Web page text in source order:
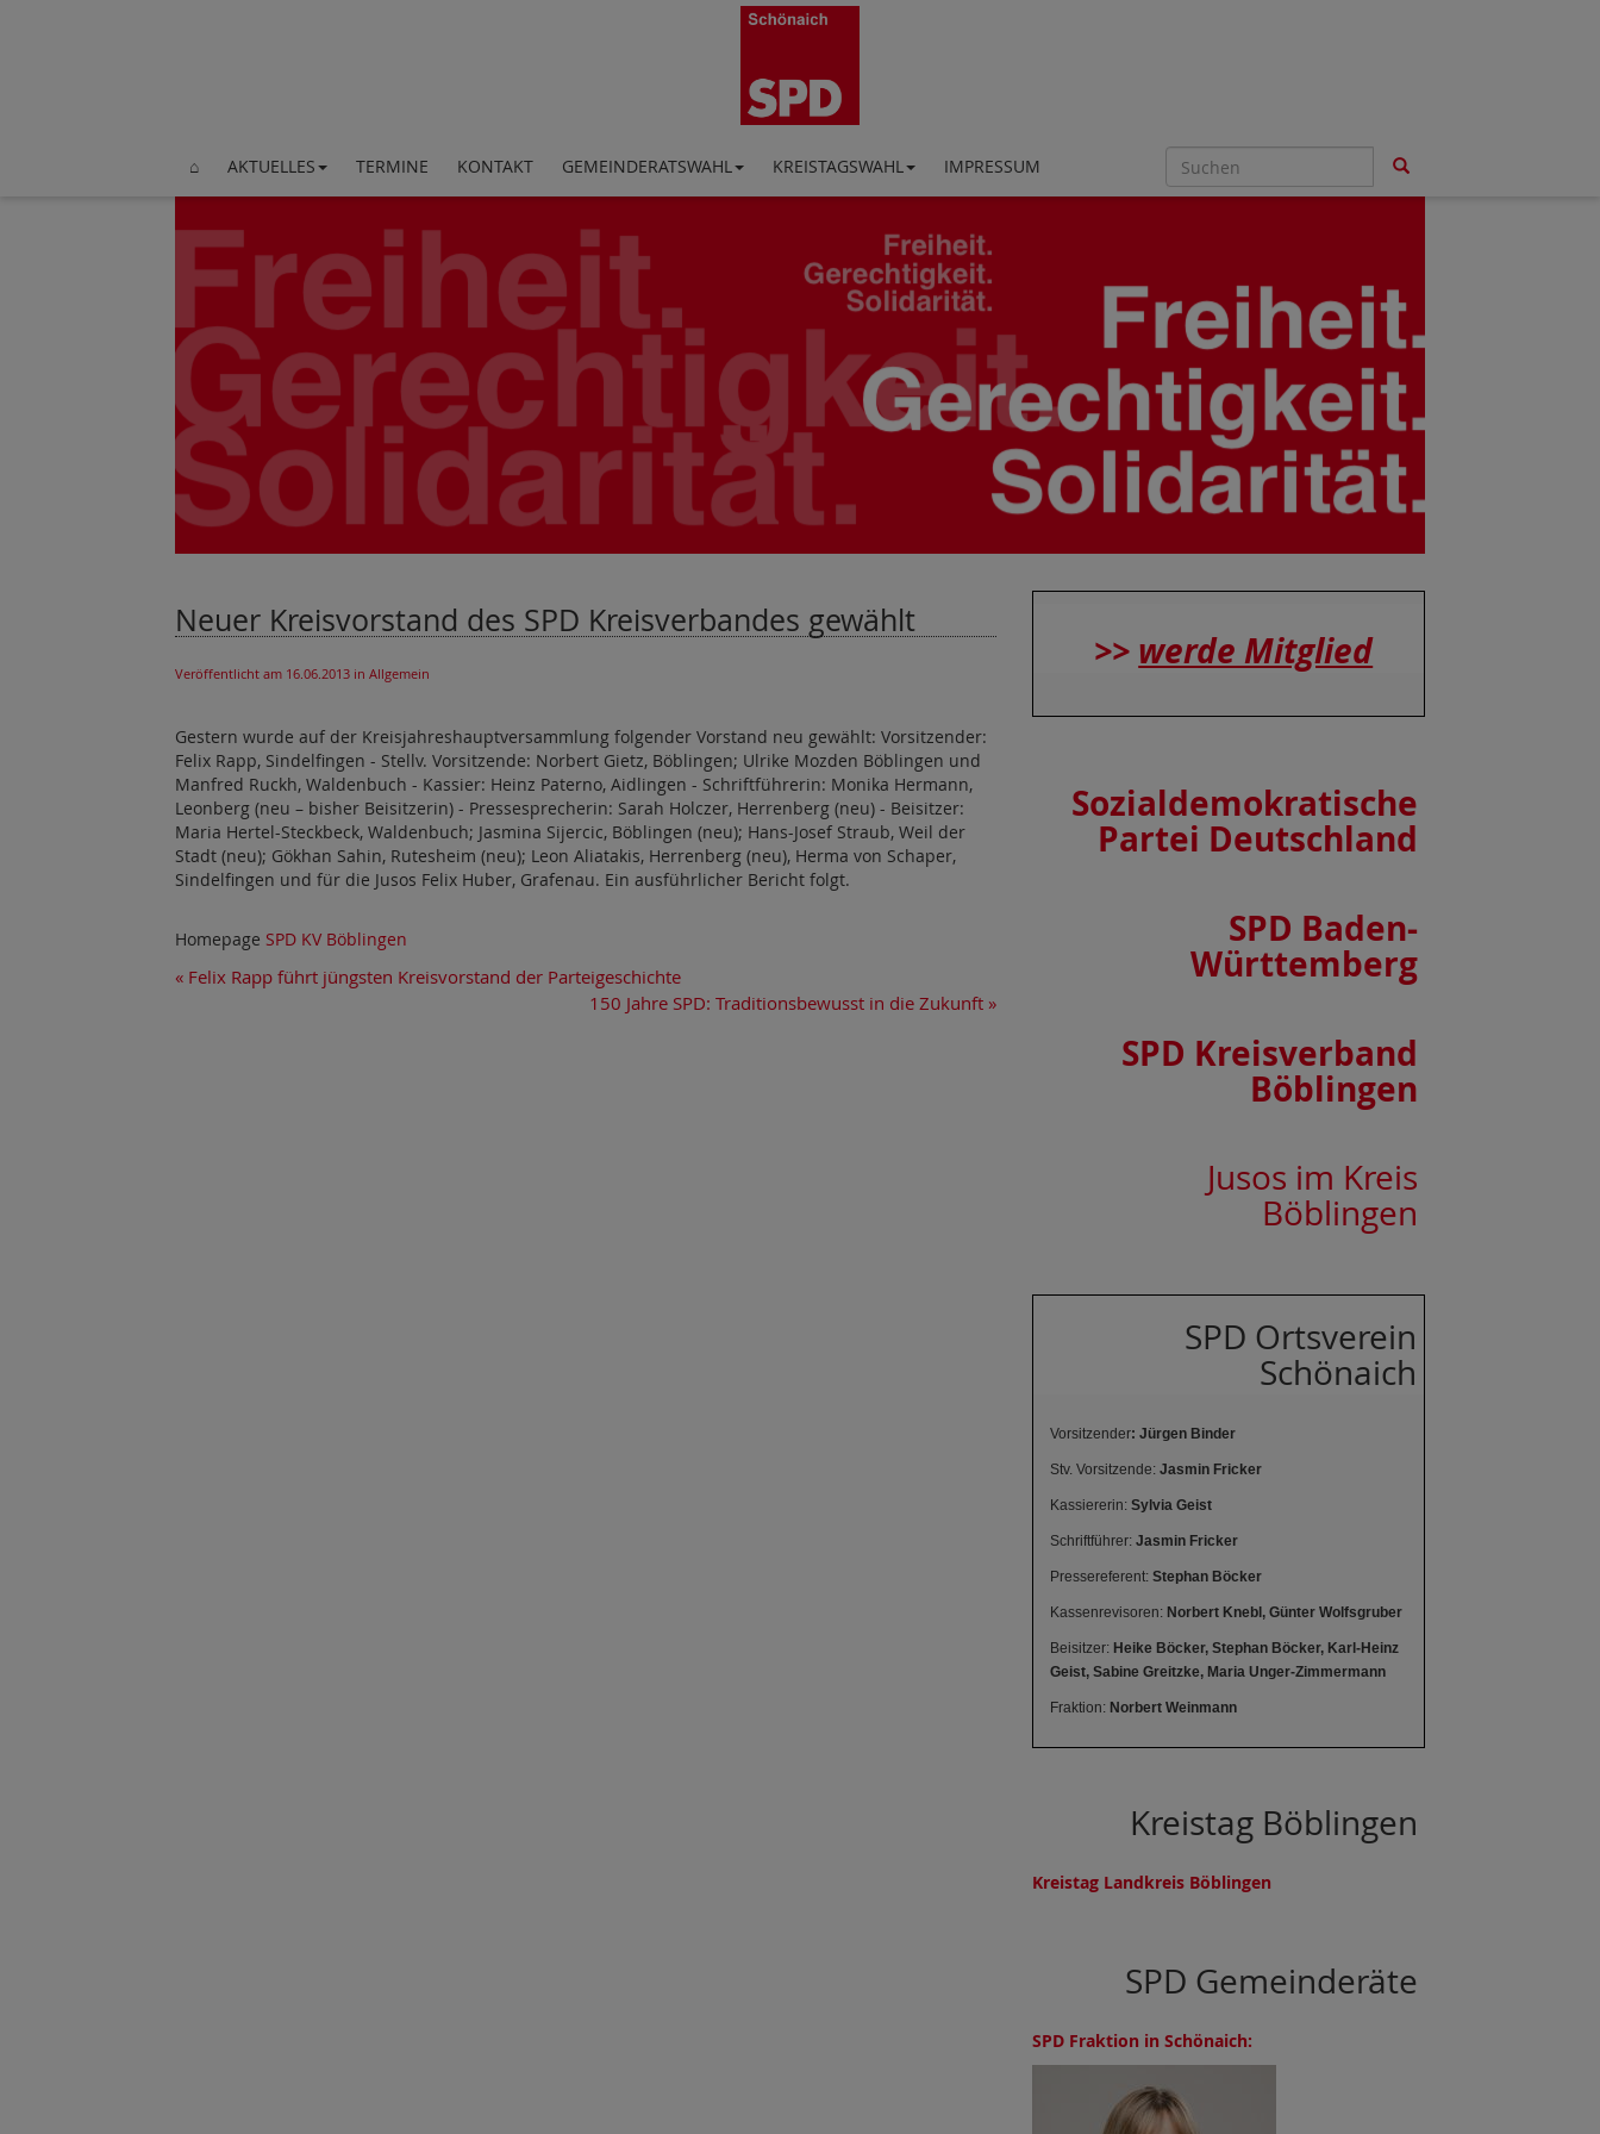
⌂ AKTUELLES TERMINE KONTAKT GEMEINDERATSWAHL KREISTAGSWAHL IMPRESSUM
Neuer Kreisvorstand des SPD Kreisverbandes gewählt
Veröffentlicht am 16.06.2013 in Allgemein
Gestern wurde auf der Kreisjahreshauptversammlung folgender Vorstand neu gewählt: Vorsitzender:
Felix Rapp, Sindelfingen - Stellv. Vorsitzende: Norbert Gietz, Böblingen; Ulrike Mozden Böblingen und
Manfred Ruckh, Waldenbuch - Kassier: Heinz Paterno, Aidlingen - Schriftführerin: Monika Hermann,
Leonberg (neu – bisher Beisitzerin) - Pressesprecherin: Sarah Holczer, Herrenberg (neu) - Beisitzer:
Maria Hertel-Steckbeck, Waldenbuch; Jasmina Sijercic, Böblingen (neu); Hans-Josef Straub, Weil der
Stadt (neu); Gökhan Sahin, Rutesheim (neu); Leon Aliatakis, Herrenberg (neu), Herma von Schaper,
Sindelfingen und für die Jusos Felix Huber, Grafenau. Ein ausführlicher Bericht folgt.
Homepage SPD KV Böblingen
« Felix Rapp führt jüngsten Kreisvorstand der Parteigeschichte
150 Jahre SPD: Traditionsbewusst in die Zukunft »
>> werde Mitglied
Sozialdemokratische
Partei Deutschland
SPD Baden-
Württemberg
SPD Kreisverband
Böblingen
Jusos im Kreis
Böblingen
SPD Ortsverein
Schönaich
Vorsitzender: Jürgen Binder
Stv. Vorsitzende: Jasmin Fricker
Kassiererin: Sylvia Geist
Schriftführer: Jasmin Fricker
Pressereferent: Stephan Böcker
Kassenrevisoren: Norbert Knebl, Günter Wolfsgruber
Beisitzer: Heike Böcker, Stephan Böcker, Karl-Heinz
Geist, Sabine Greitzke, Maria Unger-Zimmermann
Fraktion: Norbert Weinmann
Kreistag Böblingen
Kreistag Landkreis Böblingen
SPD Gemeinderäte
SPD Fraktion in Schönaich: